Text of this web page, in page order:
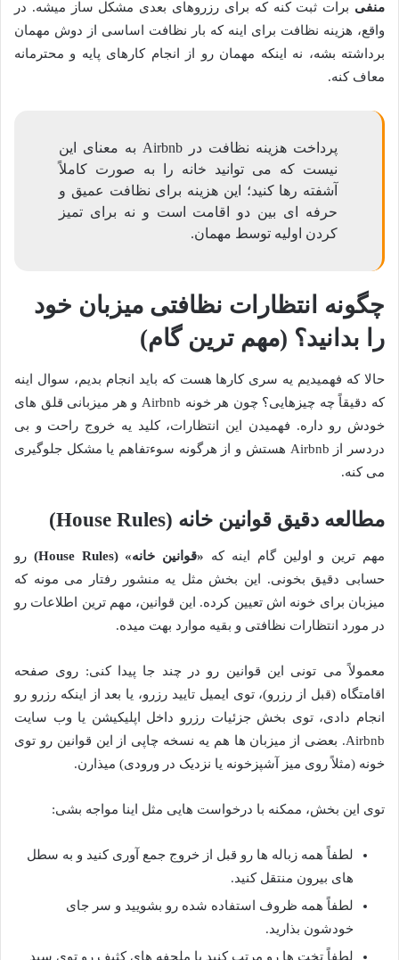
منفی برات ثبت کنه که برای رزروهای بعدی مشکل ساز میشه. در
واقع، هزینه نظافت برای اینه که بار نظافت اساسی از دوش مهمان
برداشته بشه، نه اینکه مهمان رو از انجام کارهای پایه و محترمانه
معاف کنه.
پرداخت هزینه نظافت در Airbnb به معنای این
نیست که می توانید خانه را به صورت کاملاً
آشفته رها کنید؛ این هزینه برای نظافت عمیق و
حرفه ای بین دو اقامت است و نه برای تمیز
کردن اولیه توسط مهمان.
چگونه انتظارات نظافتی میزبان خود
را بدانید؟ (مهم ترین گام)
حالا که فهمیدیم یه سری کارها هست که باید انجام بدیم، سوال اینه
که دقیقاً چه چیزهایی؟ چون هر خونه Airbnb و هر میزبانی قلق های
خودش رو داره. فهمیدن این انتظارات، کلید یه خروج راحت و بی
دردسر از Airbnb هستش و از هرگونه سوءتفاهم یا مشکل جلوگیری
می کنه.
مطالعه دقیق قوانین خانه (House Rules)
مهم ترین و اولین گام اینه که «قوانین خانه» (House Rules)
رو
حسابی دقیق بخونی. این بخش مثل یه منشور رفتار می مونه که
میزبان برای خونه اش تعیین کرده. این قوانین، مهم ترین اطلاعات رو
در مورد انتظارات نظافتی و بقیه موارد بهت میده.
معمولاً می تونی این قوانین رو در چند جا پیدا کنی: روی صفحه
اقامتگاه (قبل از رزرو)، توی ایمیل تایید رزرو، یا بعد از اینکه رزرو رو
انجام دادی، توی بخش جزئیات رزرو داخل اپلیکیشن یا وب سایت
Airbnb. بعضی از میزبان ها هم یه نسخه چاپی از این قوانین رو توی
خونه (مثلاً روی میز آشپزخونه یا نزدیک در ورودی) میذارن.
توی این بخش، ممکنه با درخواست هایی مثل اینا مواجه بشی:
لطفاً همه زباله ها رو قبل از خروج جمع آوری کنید و به سطل
های بیرون منتقل کنید.
لطفاً همه ظروف استفاده شده رو بشویید و سر جای
خودشون بذارید.
لطفاً تخت ها رو مرتب کنید یا ملحفه های کثیف رو توی سبد